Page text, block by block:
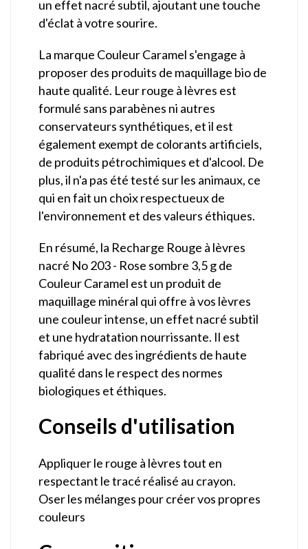
un effet nacré subtil, ajoutant une touche
d'éclat à votre sourire.
La marque Couleur Caramel s'engage à
proposer des produits de maquillage bio de
haute qualité. Leur rouge à lèvres est
formulé sans parabènes ni autres
conservateurs synthétiques, et il est
également exempt de colorants artificiels,
de produits pétrochimiques et d'alcool. De
plus, il n'a pas été testé sur les animaux, ce
qui en fait un choix respectueux de
l'environnement et des valeurs éthiques.
En résumé, la Recharge Rouge à lèvres
nacré No 203 - Rose sombre 3,5 g de
Couleur Caramel est un produit de
maquillage minéral qui offre à vos lèvres
une couleur intense, un effet nacré subtil
et une hydratation nourrissante. Il est
fabriqué avec des ingrédients de haute
qualité dans le respect des normes
biologiques et éthiques.
Conseils d'utilisation
Appliquer le rouge à lèvres tout en
respectant le tracé réalisé au crayon.
Oser les mélanges pour créer vos propres
couleurs